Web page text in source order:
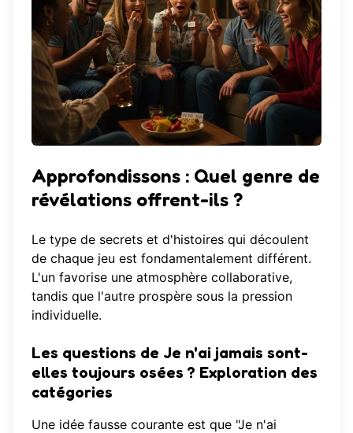
Approfondissons : Quel genre de
révélations offrent-ils ?
Le type de secrets et d'histoires qui découlent
de chaque jeu est fondamentalement différent.
L'un favorise une atmosphère collaborative,
tandis que l'autre prospère sous la pression
individuelle.
Les questions de Je n'ai jamais sont-
elles toujours osées ? Exploration des
catégories
Une idée fausse courante est que "Je n'ai